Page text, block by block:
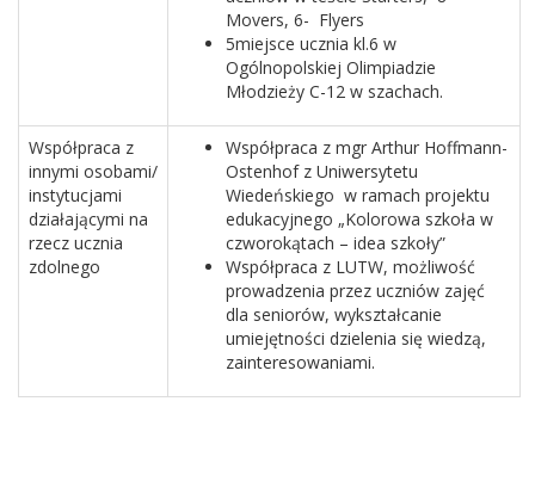
Movers, 6- Flyers
5miejsce ucznia kl.6 w
Ogólnopolskiej Olimpiadzie
Młodzieży C-12 w szachach.
Współpraca z
innymi osobami/
instytucjami
działającymi na
rzecz ucznia
zdolnego
Współpraca z mgr Arthur Hoffmann-
Ostenhof z Uniwersytetu
Wiedeńskiego w ramach projektu
edukacyjnego „Kolorowa szkoła w
czworokątach – idea szkoły”
Współpraca z LUTW, możliwość
prowadzenia przez uczniów zajęć
dla seniorów, wykształcanie
umiejętności dzielenia się wiedzą,
zainteresowaniami.